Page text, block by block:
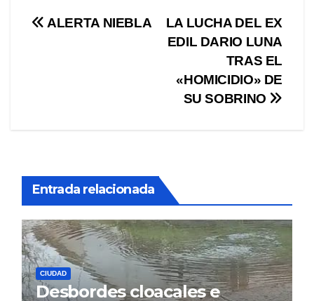
Navegación
LA LUCHA DEL EX
EDIL DARIO LUNA
TRAS EL
«HOMICIDIO» DE
SU SOBRINO
ALERTA NIEBLA
Entrada relacionada
CIUDAD
Desbordes cloacales e